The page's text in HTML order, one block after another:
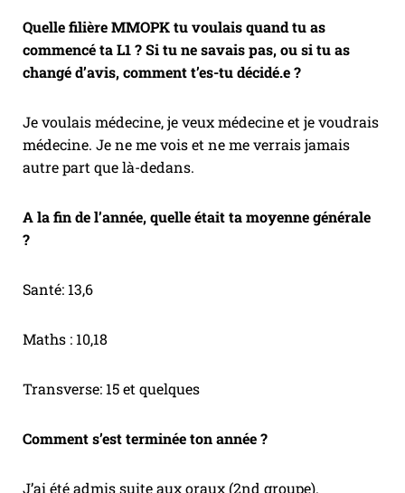
Quelle filière MMOPK tu voulais quand tu as
commencé ta L1 ? Si tu ne savais pas, ou si tu as
changé d’avis, comment t’es-tu décidé.e ?
Je voulais médecine, je veux médecine et je voudrais
médecine. Je ne me vois et ne me verrais jamais
autre part que là-dedans.
A la fin de l’année, quelle était ta moyenne générale
?
Santé: 13,6
Maths : 10,18
Transverse: 15 et quelques
Comment s’est terminée ton année ?
J’ai été admis suite aux oraux (2nd groupe).